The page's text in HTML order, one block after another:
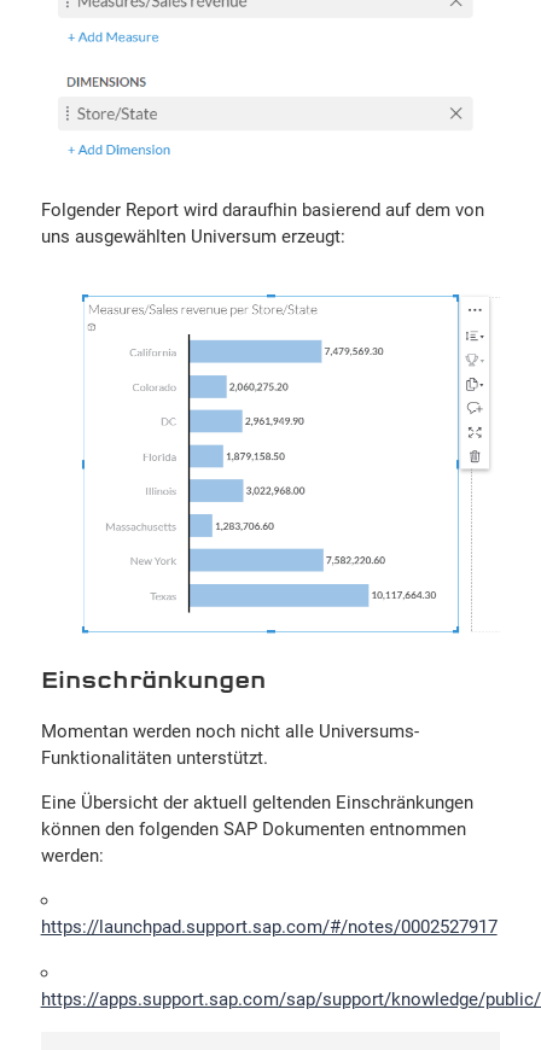
Folgender Report wird daraufhin basierend auf dem von
uns ausgewählten Universum erzeugt:
Einschränkungen
Momentan werden noch nicht alle Universums-
Funktionalitäten unterstützt.
Eine Übersicht der aktuell geltenden Einschränkungen
können den folgenden SAP Dokumenten entnommen
werden:
https://launchpad.support.sap.com/#/notes/0002527917
https://apps.support.sap.com/sap/support/knowledge/